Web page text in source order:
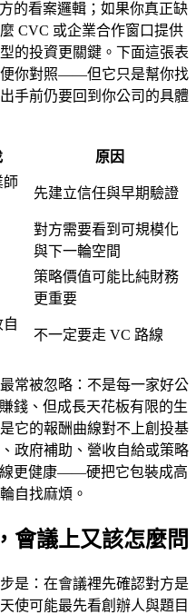
的看案邏輯；如果你真正缺
CVC 或企業合作窗口提供
的投資更關鍵。下面這張表
便你對照——但它只是幫你找
手前仍要回到你公司的具體
原因
師
先建立信任與早期驗證
對方需要看到可規模化
與下一輪空間
策略價值可能比純財務
更重要
不一定要走 VC 路線
常被忽略：不是每一家好公
錢、但成長天花板有限的生
它的報酬曲線對不上創投基
政府補助、營收自給或策略
更健康——硬把它包裝成高
自找麻煩。
會議上又該怎麼問
是：在會議裡先確認對方是
使可能最先看創辦人與題目